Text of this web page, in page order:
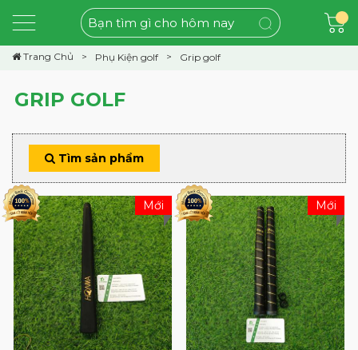
Trang Chủ Phụ Kiện golf Grip golf
GRIP GOLF
Tìm sản phẩm
Mới Mới